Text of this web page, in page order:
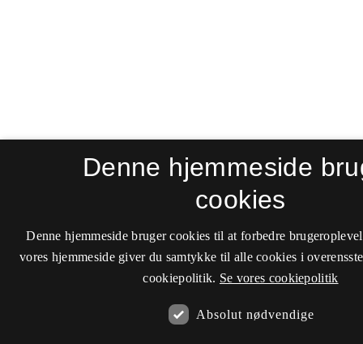
Denne hjemmeside
cookies
Denne hjemmeside bruger cookies til at forbedre
vores hjemmeside giver du samtykke til alle cookies i
cookiepolitik. Se vores cookiepolitik
Absolut nødvendige